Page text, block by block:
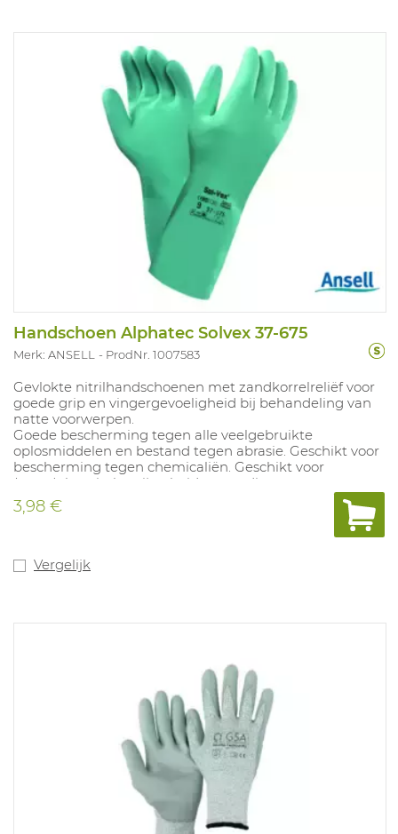
Handschoen Alphatec Solvex 37-675
Merk: ANSELL ProdNr. 1007583
Gevlokte nitrilhandschoenen met zandkorrelreliëf voor
goede grip en vingergevoeligheid bij behandeling van
natte voorwerpen.
Goede bescherming tegen alle veelgebruikte
oplosmiddelen en bestand tegen abrasie. Geschikt voor
bescherming tegen chemicaliën. Geschikt voor
(petro)chemische nijverheid en voedingssector.
Siliconenvrij. Geschikt voor gebruik in voedingsindustrie.
Kleuren: groen.
3,98 €
Vergelijk